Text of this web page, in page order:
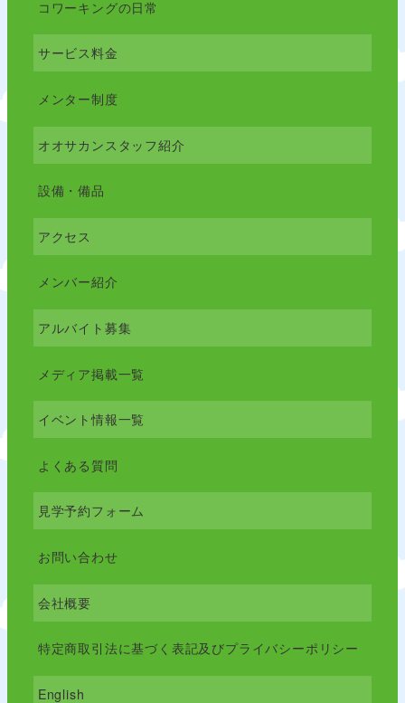
コワーキングの日常
サービス料金
メンター制度
オオサカンスタッフ紹介
設備・備品
アクセス
メンバー紹介
アルバイト募集
メディア掲載一覧
イベント情報一覧
よくある質問
見学予約フォーム
お問い合わせ
会社概要
特定商取引法に基づく表記及びプライバシーポリシー
English